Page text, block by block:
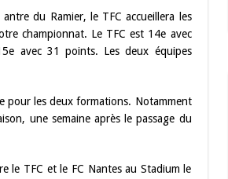
du Ramier, le TFC accueillera les
championnat. Le TFC est 14e avec
avec 31 points. Les deux équipes
pour les deux formations. Notamment
une semaine après le passage du
le TFC et le FC Nantes au Stadium le